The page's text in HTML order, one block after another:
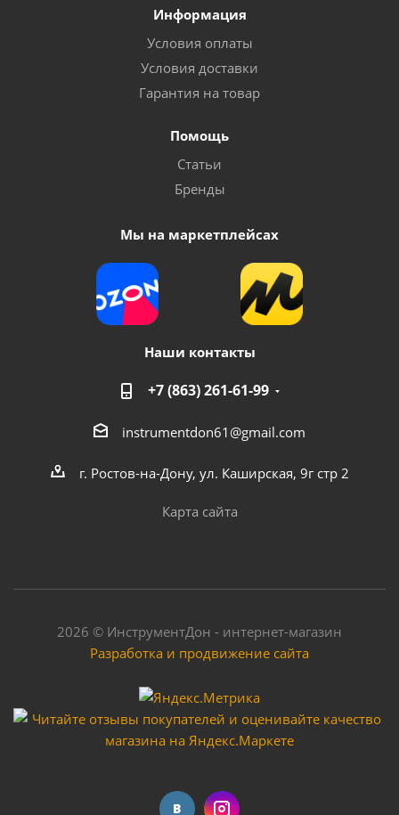
Информация
Условия оплаты
Условия доставки
Гарантия на товар
Помощь
Статьи
Бренды
Мы на маркетплейсах
Наши контакты
+7 (863) 261-61-99
instrumentdon61@gmail.com
г. Ростов-на-Дону, ул. Каширская, 9г стр 2
Карта сайта
2026 © ИнструментДон - интернет-магазин
Разработка и продвижение сайта